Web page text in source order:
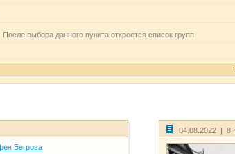
После выбора данного пункта откроется список групп
Бегрова
04.08.2022 | 8